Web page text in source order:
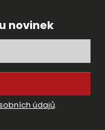
novinek
údajů.